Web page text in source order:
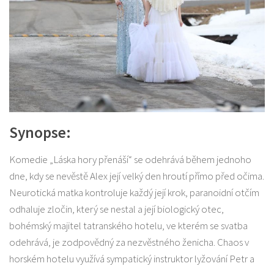
Synopse:
Komedie „Láska hory přenáší“ se odehrává během jednoho
dne, kdy se nevěstě Alex její velký den hroutí přímo před očima.
Neurotická matka kontroluje každý její krok, paranoidní otčím
odhaluje zločin, který se nestal a její biologický otec,
bohémský majitel tatranského hotelu, ve kterém se svatba
odehrává, je zodpovědný za nezvěstného ženicha. Chaos v
horském hotelu využívá sympatický instruktor lyžování Petr a